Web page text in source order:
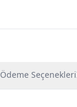
Ödeme Seçenekleri